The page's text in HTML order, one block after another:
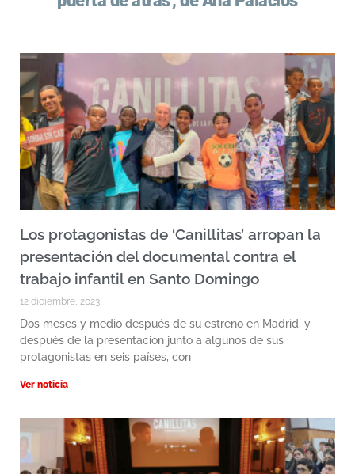
Los protagonistas de ‘Canillitas’ arropan la
presentación del documental contra el
trabajo infantil en Santo Domingo
12 diciembre, 2023
Dos meses y medio después de su estreno en Madrid, y
después de la presentación junto a algunos de sus
protagonistas en seis países, con
Ver noticia